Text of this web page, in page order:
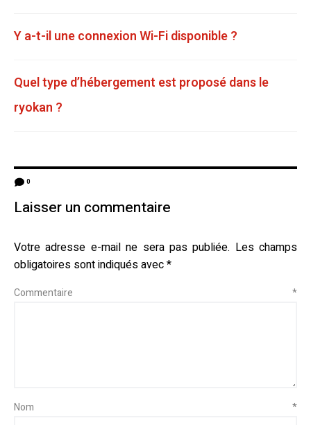
Y a-t-il une connexion Wi-Fi disponible ?
Quel type d’hébergement est proposé dans le
ryokan ?
0
Laisser un commentaire
Votre adresse e-mail ne sera pas publiée. Les champs
obligatoires sont indiqués avec*
Commentaire *
Nom *